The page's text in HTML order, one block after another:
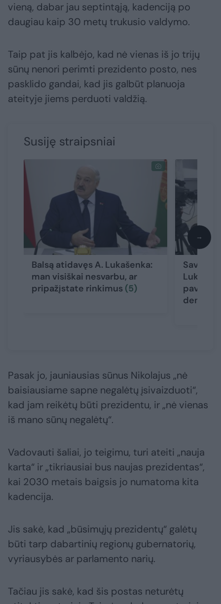
vieną, dabar jau septintąją, kadenciją po
daugiau kaip 30 metų trukusio valdymo.
Taip pat jis kalbėjo, kad nė vienas iš jo trijų
sūnų nenori perimti prezidento posto, nes
pasklido gandai, kad jis galbūt planuoja
ateityje jiems perduoti valdžią.
Susiję straipsniai
Balsą atidavęs A. Lukašenka:
man visiškai nesvarbu, ar
pripažįstate rinkimus (5)
Savo
→
Pasak jo, jauniausias sūnus Nikolajus „nė
baisiausiame sapne negalėtų įsivaizduoti“,
kad jam reikėtų būti prezidentu, ir „nė vienas
iš mano sūnų negalėtų“.
Vadovauti šaliai, jo teigimu, turi ateiti „nauja
karta“ ir „tikriausiai bus naujas prezidentas“,
kai 2030 metais baigsis jo numatoma kita
kadencija.
Jis sakė, kad „būsimųjų prezidentų“ galėtų
būti tarp dabartinių regionų gubernatorių,
vyriausybės ar parlamento narių.
Tačiau jis sakė, kad šis postas neturėtų